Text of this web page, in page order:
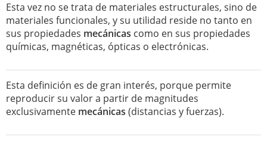
Esta vez no se trata de materiales estructurales, sino de
materiales funcionales, y su utilidad reside no tanto en
sus propiedades mecánicas como en sus propiedades
químicas, magnéticas, ópticas o electrónicas.
Esta definición es de gran interés, porque permite
reproducir su valor a partir de magnitudes
exclusivamente mecánicas (distancias y fuerzas).